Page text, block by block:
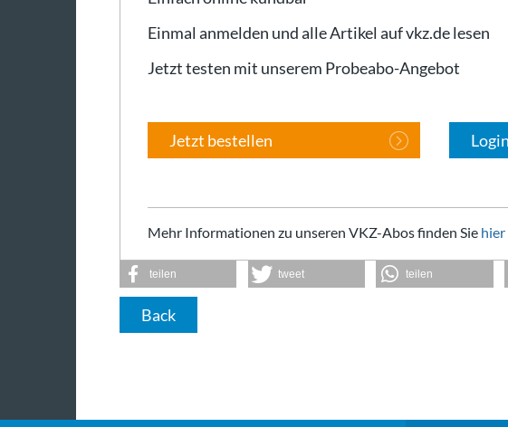
Einmal anmelden und alle Artikel auf vkz.de lesen
Jetzt testen mit unserem Probeabo-Angebot
Jetzt bestellen Login
Mehr Informationen zu unseren VKZ-Abos finden Sie hier
teilen tweet teilen
Back